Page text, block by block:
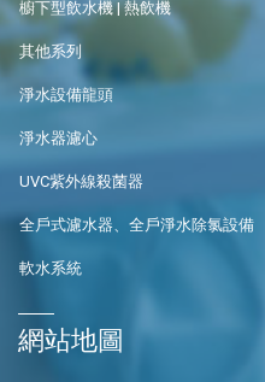
櫥下型飲水機 | 熱飲機
其他系列
淨水設備龍頭
淨水器濾心
UVC紫外線殺菌器
全戶式濾水器、全戶淨水除氯設備
軟水系統
網站地圖